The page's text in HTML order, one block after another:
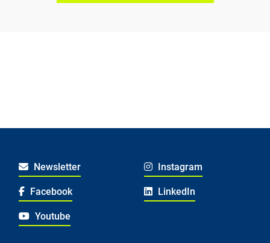
Newsletter Instagram
Facebook LinkedIn
Youtube